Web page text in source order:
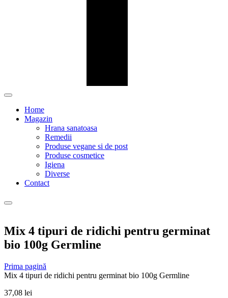
Home
Magazin
Hrana sanatoasa
Remedii
Produse vegane si de post
Produse cosmetice
Igiena
Diverse
Contact
Mix 4 tipuri de ridichi pentru germinat
bio 100g Germline
Prima pagină
Mix 4 tipuri de ridichi pentru germinat bio 100g Germline
37,08 lei